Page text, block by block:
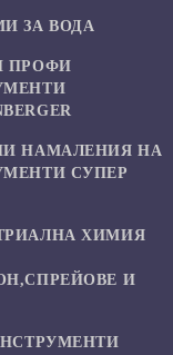
ЗА ВОДА
ПРОФИ
НАМАЛЕНИЯ НА
СУПЕР
ХИМИЯ
И